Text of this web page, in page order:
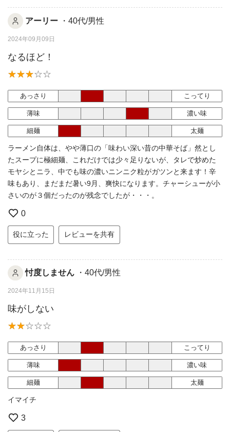
アーリー ・40代/男性
2024年09月09日
なるほど！
あっさり こってり
薄味 濃い味
細麺 太麺
ラーメン自体は、やや薄口の「味わい深い昔の中華そば」然とし
たスープに極細麺、これだけでは少々足りないが、タレで炒めた
モヤシとニラ、中でも味の濃いニンニク粒がガツンと来ます！辛
味もあり、まだまだ暑い9月、爽快になります。チャーシューが小
さいのが３個だったのが残念でしたが・・・。
0
役に立った レビューを共有
忖度しません ・40代/男性
2024年11月15日
味がしない
あっさり こってり
薄味 濃い味
細麺 太麺
イマイチ
3